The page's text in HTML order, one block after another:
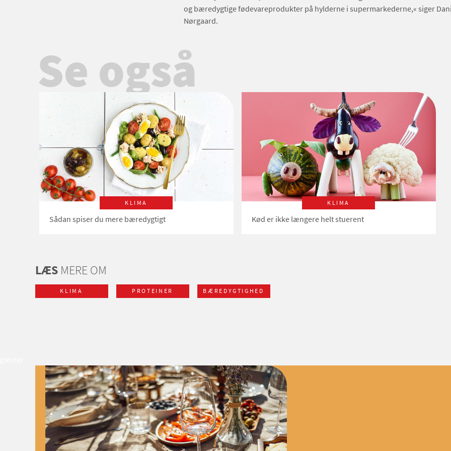
og bæredygtige fødevareprodukter på hylderne i supermarkederne,« siger
Nørgaard.
Se også
KLIMA
Sådan spiser du mere bæredygtigt
KLIMA
Kød er ikke længere helt stuerent
LÆSMERE OM
KLIMA PROTEINER BÆREDYGTIGHED